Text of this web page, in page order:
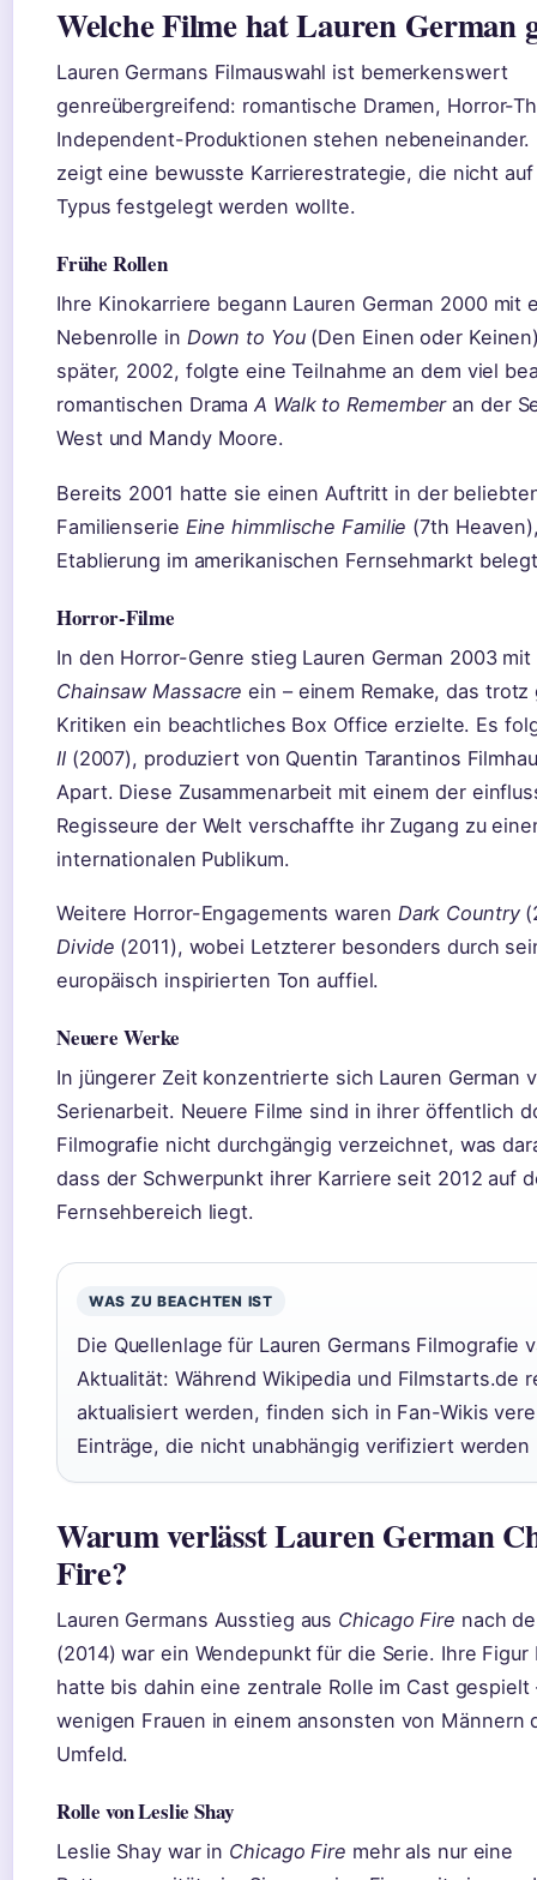
Welche Filme hat Lauren German
Lauren Germans Filmauswahl ist bemerkenswert
genreübergreifend: romantische Dramen, Horror-
Independent-Produktionen stehen nebeneinander.
zeigt eine bewusste Karrierestrategie, die nicht
Typus festgelegt werden wollte.
Frühe Rollen
Ihre Kinokarriere begann Lauren German 2000 mit
Nebenrolle in Down to You(Den Einen oder
später, 2002, folgte eine Teilnahme an dem viel
romantischen DramaA Walk to Rememberan der
West und Mandy Moore.
Bereits 2001 hatte sie einen Auftritt in der
Familienserie Eine himmlische Familie (7th
Etablierung im amerikanischen Fernsehmarkt
Horror-Filme
In den Horror-Genre stieg Lauren German 2003 mit
Chainsaw Massacre ein – einem Remake, das
Kritiken ein beachtliches Box Office erzielte. Es
II(2007), produziert von Quentin Tarantinos
Apart. Diese Zusammenarbeit mit einem der
Regisseure der Welt verschaffte ihr Zugang zu
internationalen Publikum.
Weitere Horror-Engagements waren Dark Country
Divide (2011), wobei Letzterer besonders durch
europäisch inspirierten Ton auffiel.
Neuere Werke
In jüngerer Zeit konzentrierte sich Lauren German
Serienarbeit. Neuere Filme sind in ihrer öffentlich
Filmografie nicht durchgängig verzeichnet, was
dass der Schwerpunkt ihrer Karriere seit 2012 auf
Fernsehbereich liegt.
WAS ZU BEACHTEN IST
Die Quellenlage für Lauren Germans Filmografie
Aktualität: Während Wikipedia und Filmstarts.de
aktualisiert werden, finden sich in Fan-Wikis
Einträge, die nicht unabhängig verifiziert werden
Warum verlässt Lauren German
Fire?
Lauren Germans Ausstieg aus Chicago Fire nach
(2014) war ein Wendepunkt für die Serie. Ihre Figur
hatte bis dahin eine zentrale Rolle im Cast gespielt
wenigen Frauen in einem ansonsten von Männern
Umfeld.
Rolle von Leslie Shay
Leslie Shay war in Chicago Fire mehr als nur eine